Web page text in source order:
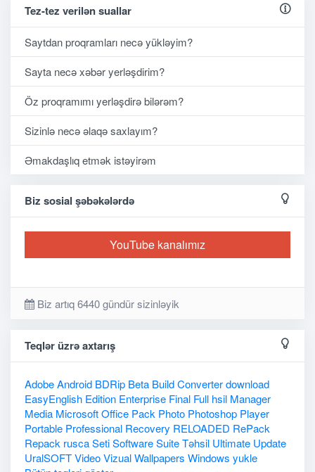
Tez-tez verilən suallar
Saytdan proqramları necə yükləyim?
Sayta necə xəbər yerləşdirim?
Öz proqramımı yerləşdirə bilərəm?
Sizinlə necə əlaqə saxlayım?
Əmakdaşlıq etmək istəyirəm
Biz sosial şəbəkələrdə
YouTube kanalımız
Biz artıq 6440 gündür sizinləyik
Teqlər üzrə axtarış
AdobeAndroid BDRip Beta BuildConverterdownload
EasyEnglish Edition Enterprise Final Full hsil Manager
Media MicrosoftOffice Pack Photo Photoshop Player
Portable Professional Recovery RELOADED RePack
Repack ruscaSetiSoftwareSuiteTəhsil Ultimate Update
UralSOFTVideoVizualWallpapers Windows yukle